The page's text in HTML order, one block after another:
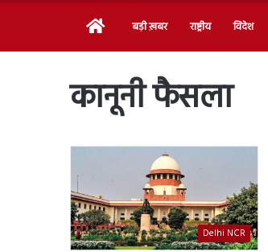
Home बड़ी ख़बर राष्ट्रीय विदेश
कानूनी फैसला
Delhi NCR